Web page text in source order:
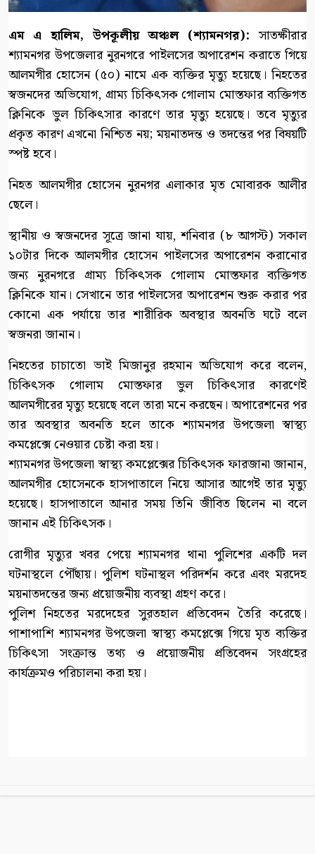
এম এ হালিম, উপকূলীয় অঞ্চল (শ্যামনগর): সাতক্ষীরার
শ্যামনগর উপজেলার নুরনগরে পাইলসের অপারেশন করাতে গিয়ে
আলমগীর হোসেন (৫০) নামে এক ব্যক্তির মৃত্যু হয়েছে। নিহতের
স্বজনদের অভিযোগ, গ্রাম্য চিকিৎসক গোলাম মোস্তফার ব্যক্তিগত
ক্লিনিকে ভুল চিকিৎসার কারণে তার মৃত্যু হয়েছে। তবে মৃত্যুর
প্রকৃত কারণ এখনো নিশ্চিত নয়; ময়নাতদন্ত ও তদন্তের পর বিষয়টি
স্পষ্ট হবে।
নিহত আলমগীর হোসেন নুরনগর এলাকার মৃত মোবারক আলীর
ছেলে।
স্থানীয় ও স্বজনদের সূত্রে জানা যায়, শনিবার (৮ আগস্ট) সকাল
১০টার দিকে আলমগীর হোসেন পাইলসের অপারেশন করানোর
জন্য নুরনগরে গ্রাম্য চিকিৎসক গোলাম মোস্তফার ব্যক্তিগত
ক্লিনিকে যান। সেখানে তার পাইলসের অপারেশন শুরু করার পর
কোনো এক পর্যায়ে তার শারীরিক অবস্থার অবনতি ঘটে বলে
স্বজনরা জানান।
নিহতের চাচাতো ভাই মিজানুর রহমান অভিযোগ করে বলেন,
চিকিৎসক গোলাম মোস্তফার ভুল চিকিৎসার কারণেই
আলমগীরের মৃত্যু হয়েছে বলে তারা মনে করছেন। অপারেশনের পর
তার অবস্থার অবনতি হলে তাকে শ্যামনগর উপজেলা স্বাস্থ্য
কমপ্লেক্সে নেওয়ার চেষ্টা করা হয়।
শ্যামনগর উপজেলা স্বাস্থ্য কমপ্লেক্সের চিকিৎসক ফারজানা জানান,
আলমগীর হোসেনকে হাসপাতালে নিয়ে আসার আগেই তার মৃত্যু
হয়েছে। হাসপাতালে আনার সময় তিনি জীবিত ছিলেন না বলে
জানান এই চিকিৎসক।
রোগীর মৃত্যুর খবর পেয়ে শ্যামনগর থানা পুলিশের একটি দল
ঘটনাস্থলে পৌঁছায়। পুলিশ ঘটনাস্থল পরিদর্শন করে এবং মরদেহ
ময়নাতদন্তের জন্য প্রয়োজনীয় ব্যবস্থা গ্রহণ করে।
পুলিশ নিহতের মরদেহের সুরতহাল প্রতিবেদন তৈরি করেছে।
পাশাপাশি শ্যামনগর উপজেলা স্বাস্থ্য কমপ্লেক্সে গিয়ে মৃত ব্যক্তির
চিকিৎসা সংক্রান্ত তথ্য ও প্রয়োজনীয় প্রতিবেদন সংগ্রহের
কার্যক্রমও পরিচালনা করা হয়।